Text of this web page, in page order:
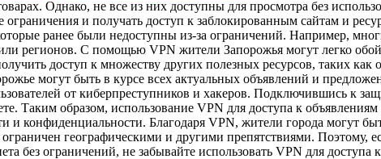
Однако, не все из них доступны для просмотра без
ограничения и получать доступ к заблокированным сайтам и
ранее были недоступны из-за ограничений. Например,
регионов. С помощью VPN жители Запорожья могут легко
доступ к множеству других полезных ресурсов, таких как
могут быть в курсе всех актуальных объявлений и
от киберпреступников и хакеров. Подключившись к
Таким образом, использование VPN для доступа к объявлениям
конфиденциальности. Благодаря VPN, жители города могут
географическими и другими препятствиями. Поэтому,
без ограничений, не забывайте использовать VPN для